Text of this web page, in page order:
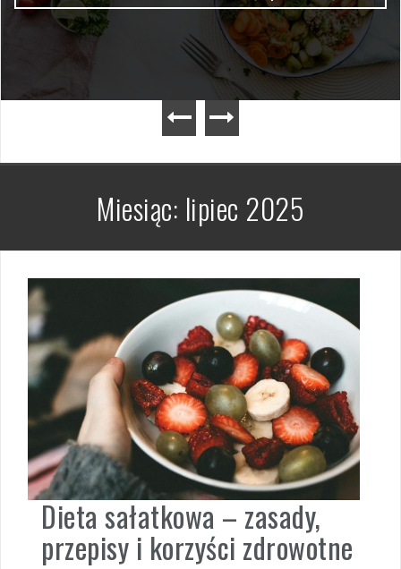
Miesiąc: lipiec 2025
Dieta sałatkowa – zasady,
przepisy i korzyści zdrowotne